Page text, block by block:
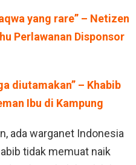
yang rare” – Netizen
Perlawanan Disponsor
diutamakan” – Khabib
Ibu di Kampung
ada warganet Indonesia
tidak memuat naik